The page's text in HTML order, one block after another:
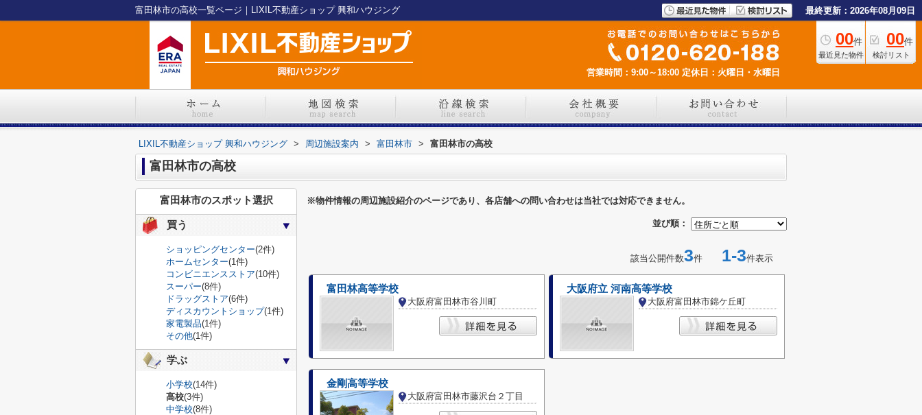
富田林市の高校一覧ページ｜LIXIL不動産ショップ 興和ハウジング 最終更新：2026年08月09日
00件
最近見た物件
00件
検討リスト
営業時間：9:00～18:00 定休日：火曜日・水曜日
LIXIL不動産ショップ 興和ハウジング > 周辺施設案内 > 富田林市 > 富田林市の高校
富田林市の高校
※物件情報の周辺施設紹介のページであり、各店舗への問い合わせは当社では対応できません。
並び順：
該当公開件数3件 1-3件表示
富田林高等学校
大阪府富田林市谷川町
大阪府立 河南高等学校
大阪府富田林市錦ケ丘町
金剛高等学校
大阪府富田林市藤沢台２丁目
富田林市のスポット選択
買う
ショッピングセンター(2件)
ホームセンター(1件)
コンビニエンスストア(10件)
スーパー(8件)
ドラッグストア(6件)
ディスカウントショップ(1件)
家電製品(1件)
その他(1件)
学ぶ
小学校(14件)
高校(3件)
中学校(8件)